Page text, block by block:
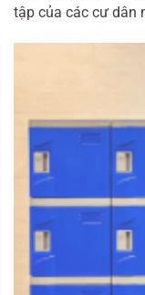
tập của các cư dân